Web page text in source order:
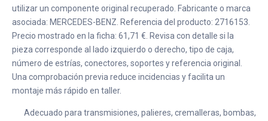
utilizar un componente original recuperado. Fabricante o marca
asociada: MERCEDES-BENZ. Referencia del producto: 2716153.
Precio mostrado en la ficha: 61,71 €. Revisa con detalle si la
pieza corresponde al lado izquierdo o derecho, tipo de caja,
número de estrías, conectores, soportes y referencia original.
Una comprobación previa reduce incidencias y facilita un
montaje más rápido en taller.
Adecuado para transmisiones, palieres, cremalleras, bombas,